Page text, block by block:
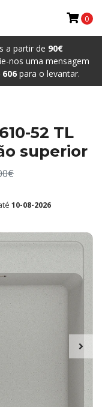
a partir de 90€
nos uma mensagem
606para o levantar.
0
52 TL
superior
10-08-2026